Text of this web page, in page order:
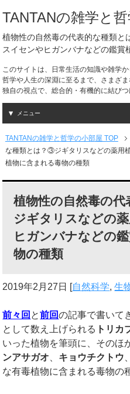
TANTANの雑学と
植物性の自然毒の代表的な種類
スイセンやヒガンバナなどの鑑賞
このサイトは、日常生活の知識や雑学か
哲学や人生の深淵に至るまで、さまざ
独自の視点で、総合的・有機的に結び
メニュー
TANTANの雑学と哲学の小部屋 TOP
な種類とは？③ジギタリスなどの薬用
植物に含まれる毒物の種類
植物性の自然毒の
ジギタリスなどの
ヒガンバナなどの
物の種類
2019年2月27日 [自然科学,生
前々回 と前回の記事で書いて
として数え上げられる トリカ
いった植物を筆頭に、そのほ
ンアサガオ
キョウチクトウ
な有毒植物に含まれる毒物の